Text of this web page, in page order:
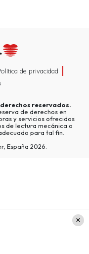
de privacidad
reservados.
de derechos en
y servicios ofrecidos
de lectura mecánica o
para tal fin.
España 2026.